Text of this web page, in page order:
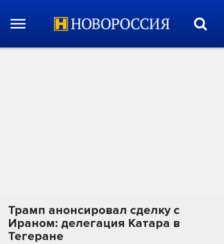
Трамп анонсировал сделку с
Ираном: делегация Катара в
Тегеране